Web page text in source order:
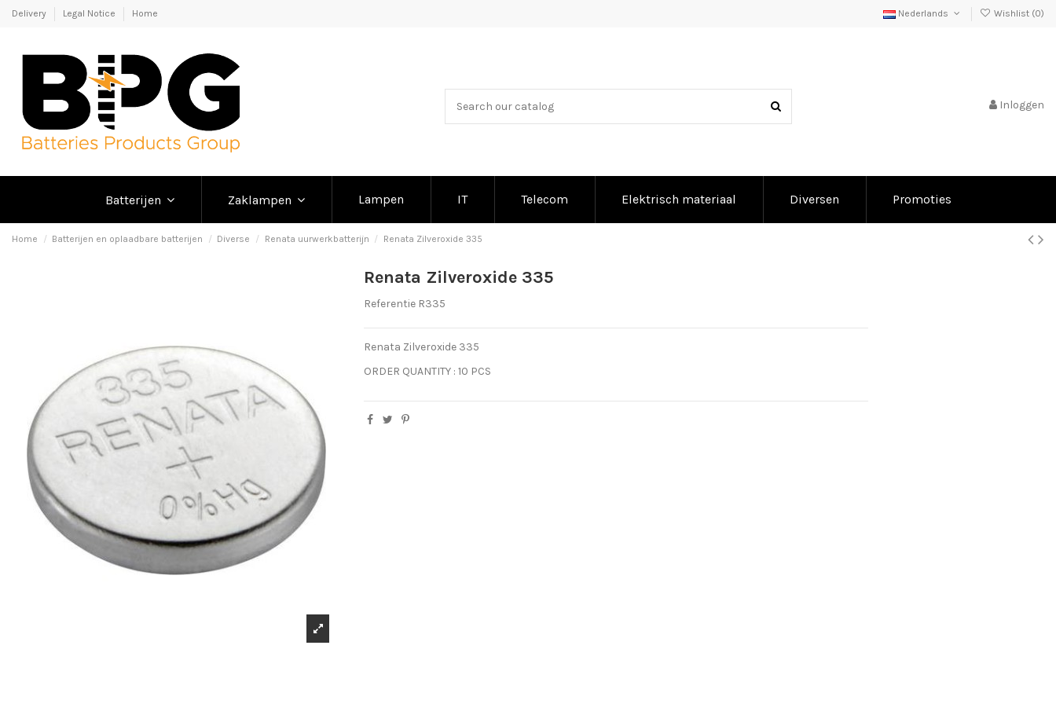
Delivery Legal Notice Home Nederlands Wishlist (0)
Inloggen
Batterijen Zaklampen Lampen IT Telecom Elektrisch materiaal Diversen Promoties
Home Batterijen en oplaadbare batterijen Diverse Renata uurwerkbatterijn Renata Zilveroxide 335
Renata Zilveroxide 335
Referentie R335
Renata Zilveroxide 335
ORDER QUANTITY : 10 PCS